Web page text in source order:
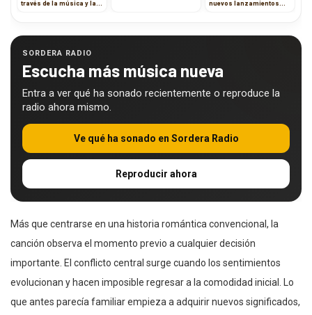
través de la música y la
nuevos lanzamientos
SORDERA RADIO
Escucha más música nueva
Entra a ver qué ha sonado recientemente o reproduce la
radio ahora mismo.
Ve qué ha sonado en Sordera Radio
Reproducir ahora
Más que centrarse en una historia romántica convencional, la
canción observa el momento previo a cualquier decisión
importante. El conflicto central surge cuando los sentimientos
evolucionan y hacen imposible regresar a la comodidad inicial. Lo
que antes parecía familiar empieza a adquirir nuevos significados,